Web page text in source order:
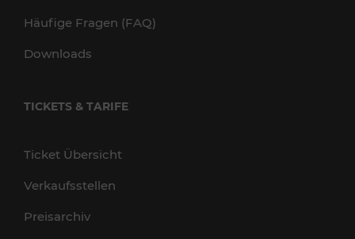
Häufige Fragen (FAQ)
Downloads
TICKETS & TARIFE
Ticket Übersicht
Verkaufsstellen
Preisarchiv